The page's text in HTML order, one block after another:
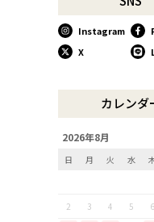
使い込んで育てる
き鍋
リンゴのための
『pomme』
「毎日納豆を食べ
てほしい山只華
調理から盛り付
「寿 菜箸」は、
Instagram
X
カレンダ
2026年8月
日 月 火 水
2
3 4 5 6